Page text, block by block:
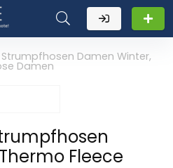
Damen Winter,
Damen
Fleece